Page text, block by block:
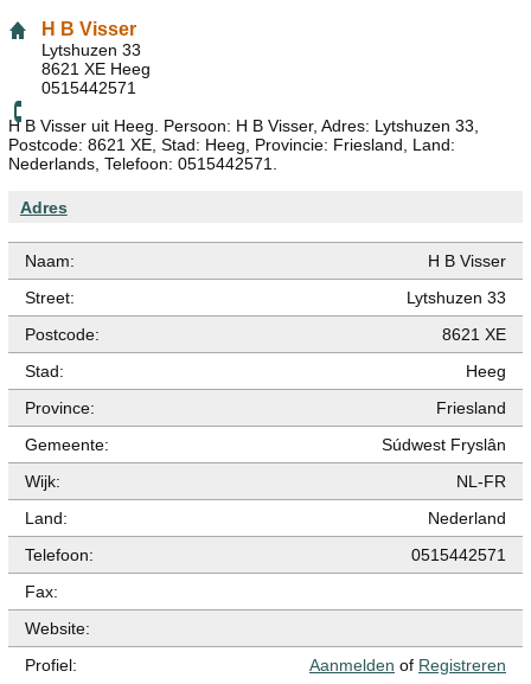
H B Visser
Lytshuzen 33
8621 XE Heeg
0515442571
H B Visser uit Heeg. Persoon: H B Visser, Adres: Lytshuzen 33,
Postcode: 8621 XE, Stad: Heeg, Provincie: Friesland, Land:
Nederlands, Telefoon: 0515442571.
Adres
Naam:
H B Visser
Street:
Lytshuzen 33
Postcode:
8621 XE
Stad:
Heeg
Province:
Friesland
Gemeente:
Súdwest Fryslân
Wijk:
NL-FR
Land:
Nederland
Telefoon:
0515442571
Fax:
Website:
Profiel:
Aanmelden of Registreren